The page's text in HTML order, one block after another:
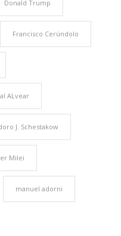
Donald Trump
Francisco Cerúndolo
ALvear
J. Schestakow
Milei
manuel adorni